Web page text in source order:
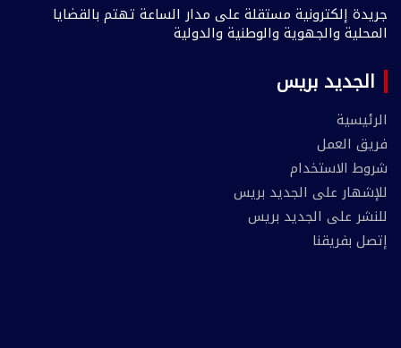
جريدة إلكترونية مستقلة على مدار الساعة تهتم بالقضايا
المحلية والجهوية والوطنية والدولية
الجديد بريس
الرئيسية
فريق العمل
شروط الاستخدام
للإشهار على الجديد بريس
للنشر على الجديد بريس
إتصل بفريقنا